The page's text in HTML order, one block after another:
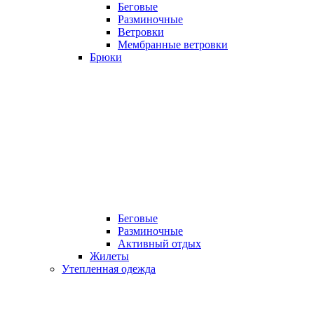
Беговые
Разминочные
Ветровки
Мембранные ветровки
Брюки
Беговые
Разминочные
Активный отдых
Жилеты
Утепленная одежда